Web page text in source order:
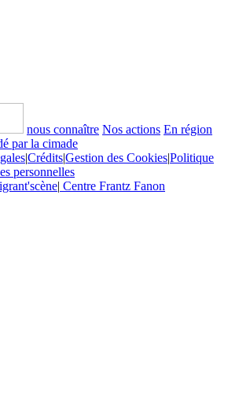
nous connaître Nos actions En région
par la cimade
|Crédits|Gestion des Cookies|Politique
personnelles
| Centre Frantz Fanon